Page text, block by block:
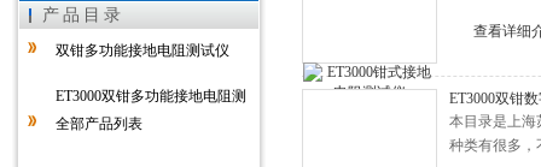
上海徐吉电气有限公司
产品目录
双钳多功能接地电阻测试仪
ET3000双钳多功能接地电阻测
全部产品列表
查看详细
ET3000双钳
本目录是上海
种类有很多，